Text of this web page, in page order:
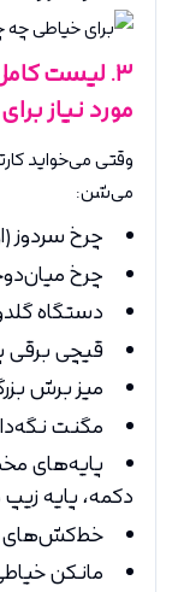
۳. لیست
مورد نیاز
وقتی می‌خواید
می‌شن:
چرخ سردوز
چرخ
دستگاه
قیچی برقی
میز برش بزرگ چرخ‌دار
مگنت
پایه‌های
دکمه، پایه
خط‌کش‌های
مانکن